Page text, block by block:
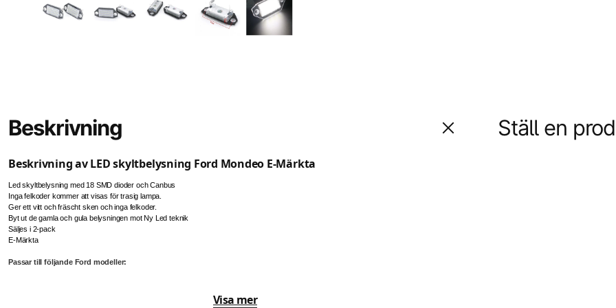
Beskrivning
Beskrivning av LED skyltbelysning Ford Mondeo E-Märkta
Led skyltbelysning med 18 SMD dioder och Canbus
Inga felkoder kommer att visas för trasig lampa.
Ger ett vitt och fräscht sken och inga felkoder.
Byt ut de gamla och gula belysningen mot Ny Led teknik
Säljes i 2-pack
E-Märkta
Passar till följande Ford modeller:
Visa mer
Ställ en